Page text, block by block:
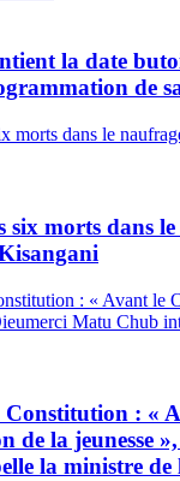
la date
de
six morts dans
Constitution : «
de la jeunesse
la ministre de